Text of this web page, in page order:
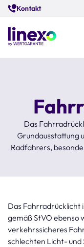
Skip
to
main
content
Kontakt
Das
Grundausstattung
Radfahrers,
Das Fahrradrücklicht
gemäß StVO ebenso
verkehrssicheres
schlechten Licht- und